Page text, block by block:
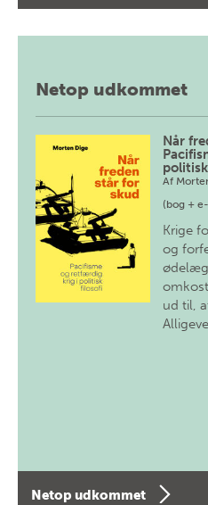
Netop udkommet
Når
Af
(bog +
Krige
og
ud til,
Netop udkommet